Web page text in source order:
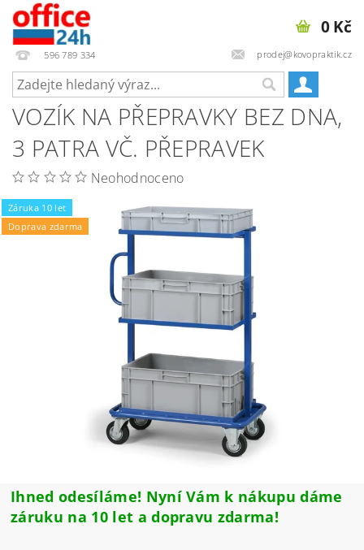
596 789 334 prodej@kovopraktik.cz
0 Kč
VOZÍK NA PŘEPRAVKY BEZ DNA,
3 PATRA VČ. PŘEPRAVEK
Neohodnoceno
Záruka 10 let
Doprava zdarma
Ihned odesíláme! Nyní Vám k nákupu dáme
záruku na 10 let a dopravu zdarma!